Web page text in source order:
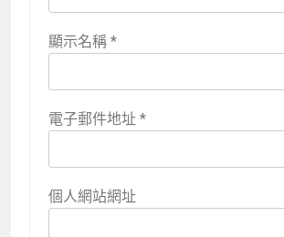
顯示名稱 *
電子郵件地址 *
個人網站網址